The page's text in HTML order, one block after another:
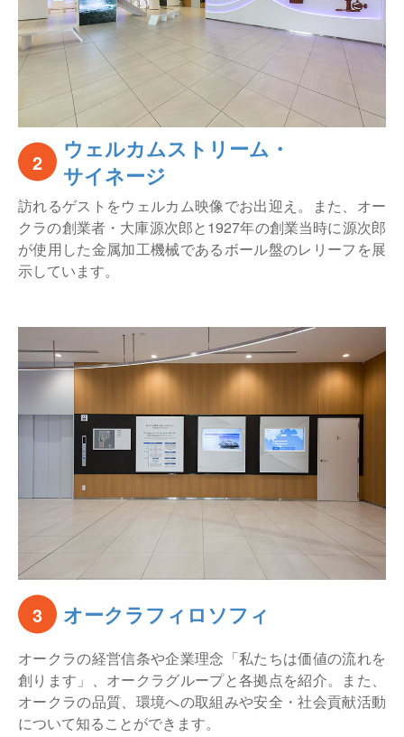
2
ウェルカムストリーム・
サイネージ
訪れるゲストをウェルカム映像でお出迎え。また、オー
クラの創業者・大庫源次郎と1927年の創業当時に源次郎
が使用した金属加工機械であるボール盤のレリーフを展
示しています。
3 オークラフィロソフィ
オークラの経営信条や企業理念「私たちは価値の流れを
創ります」、オークラグループと各拠点を紹介。また、
オークラの品質、環境への取組みや安全・社会貢献活動
について知ることができます。